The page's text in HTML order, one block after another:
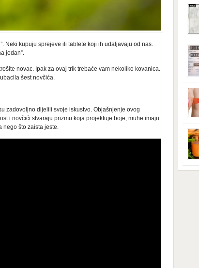
Neki kupuju sprejeve ili tablete koji ih udaljavaju od nas.
jedan”.
novac. Ipak za ovaj trik trebaće vam nekoliko kovanica.
šest novčića.
zadovoljno dijelili svoje iskustvo. Objašnjenje ovog
i novčići stvaraju prizmu koja projektuje boje, muhe imaju
nego što zaista jeste.
se
je